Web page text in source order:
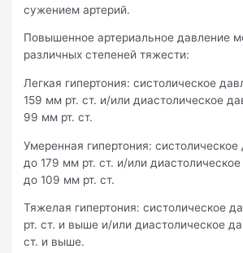
сужением артерий.
Повышенное артериальное давление
различных степеней тяжести:
Легкая гипертония: систолическое
159 мм рт. ст. и/или диастолическое
99 мм рт. ст.
Умеренная гипертония: систолическое
до 179 мм рт. ст. и/или
до 109 мм рт. ст.
Тяжелая гипертония: систолическое
рт. ст. и выше и/или диастолическое
ст. и выше.